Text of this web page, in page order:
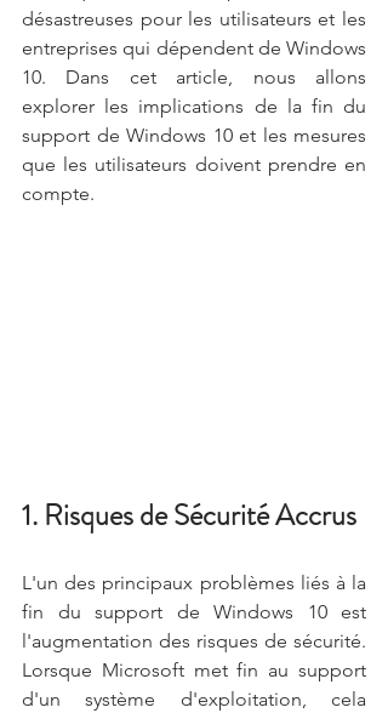
désastreuses pour les utilisateurs et les
entreprises qui dépendent de Windows
10. Dans cet article, nous allons
explorer les implications de la fin du
support de Windows 10 et les mesures
que les utilisateurs doivent prendre en
compte.
1. Risques de Sécurité Accrus
L'un des principaux problèmes liés à la
fin du support de Windows 10 est
l'augmentation des risques de sécurité.
Lorsque Microsoft met fin au support
d'un système d'exploitation, cela